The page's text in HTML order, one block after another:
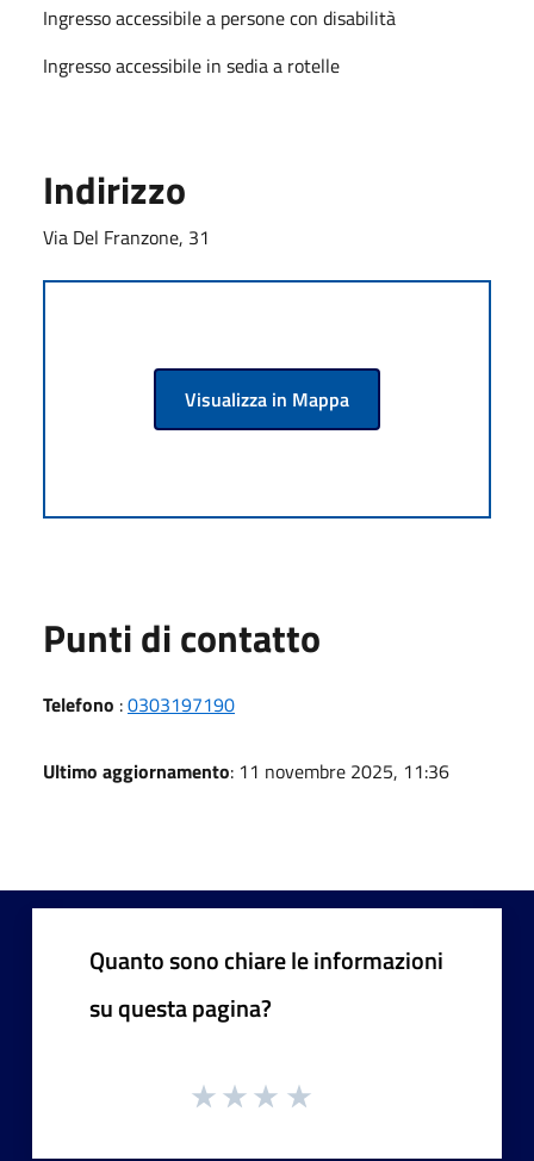
Ingresso accessibile a persone con disabilità
Ingresso accessibile in sedia a rotelle
Indirizzo
Via Del Franzone, 31
Visualizza in Mappa
Punti di contatto
Telefono :0303197190
Ultimo aggiornamento: 11 novembre 2025, 11:36
Quanto sono chiare le informazioni
su questa pagina?